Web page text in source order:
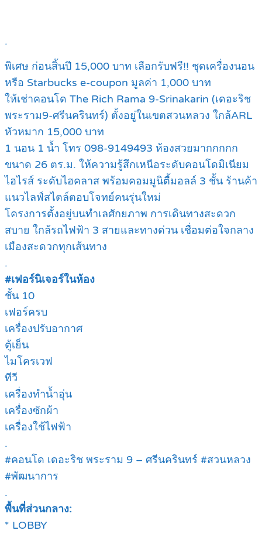
.
พิเศษ ก่อนสิ้นปี 15,000 บาท เลือกรับฟรี!! ชุดเครื่องนอน
หรือ Starbucks e-coupon มูลค่า 1,000 บาท
ให้เช่าคอนโด The Rich Rama 9-Srinakarin (เดอะริช
พระราม9-ศรีนครินทร์) ตั้งอยู่ในเขตสวนหลวง ใกล้ARL
หัวหมาก 15,000 บาท
1 นอน 1 น้ำ โทร 098-9149493 ห้องสวยมากกกกก
ขนาด 26 ตร.ม. ให้ความรู้สึกเหนือระดับคอนโดมิเนียม
ไฮไรส์ ระดับไฮคลาส พร้อมคอมมูนิตี้มอลล์ 3 ชั้น ร้านค้า
แนวไลฟ์สไตล์ตอบโจทย์คนรุ่นใหม่
โครงการตั้งอยู่บนทำเลศักยภาพ การเดินทางสะดวก
สบาย ใกล้รถไฟฟ้า 3 สายและทางด่วน เชื่อมต่อใจกลาง
เมืองสะดวกทุกเส้นทาง
.
#เฟอร์นิเจอร์ในห้อง
ชั้น 10
เฟอร์ครบ
เครื่องปรับอากาศ
ตู้เย็น
ไมโครเวฟ
ทีวี
เครื่องทำน้ำอุ่น
เครื่องซักผ้า
เครื่องใช้ไฟฟ้า
.
#คอนโด เดอะริช พระราม 9 – ศรีนครินทร์ #สวนหลวง
#พัฒนาการ
.
พื้นที่ส่วนกลาง:
* LOBBY